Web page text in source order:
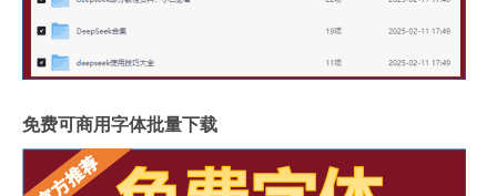
免费可商用字体批量下载